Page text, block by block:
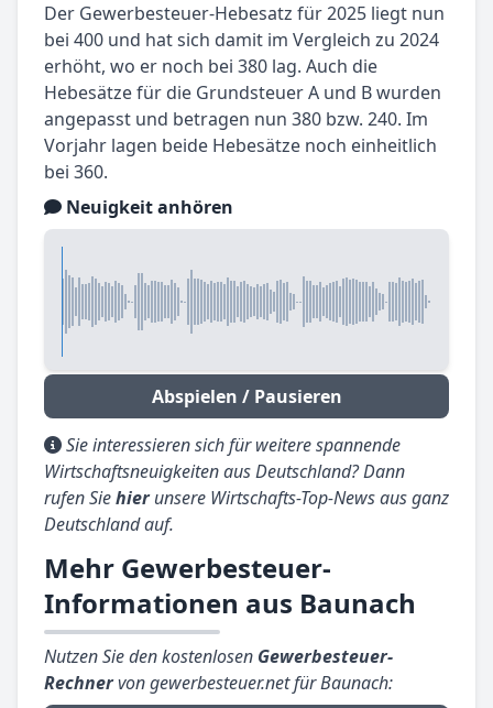
Der Gewerbesteuer-Hebesatz für 2025 liegt nun
bei 400 und hat sich damit im Vergleich zu 2024
erhöht, wo er noch bei 380 lag. Auch die
Hebesätze für die Grundsteuer A und B wurden
angepasst und betragen nun 380 bzw. 240. Im
Vorjahr lagen beide Hebesätze noch einheitlich
bei 360.
Neuigkeit anhören
Abspielen / Pausieren
Sie interessieren sich für weitere spannende
Wirtschaftsneuigkeiten aus Deutschland? Dann
rufen Siehierunsere Wirtschafts-Top-News aus ganz
Deutschland auf.
Mehr Gewerbesteuer-
Informationen aus Baunach
Nutzen Sie den kostenlosen Gewerbesteuer-
Rechnervon gewerbesteuer.net für Baunach: